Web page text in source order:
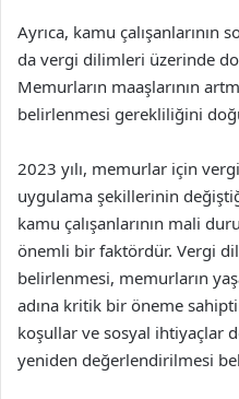
Ayrıca, kamu çalışanlarının
da vergi dilimleri üzerinde
Memurların maaşlarının
belirlenmesi gerekliliğini
2023 yılı, memurlar için
uygulama şekillerinin
kamu çalışanlarının mali
önemli bir faktördür. Vergi
belirlenmesi, memurların
adına kritik bir öneme
koşullar ve sosyal ihtiyaçlar
yeniden değerlendirilmesi